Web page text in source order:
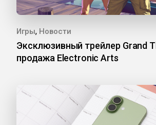
Игры, Новости
Эксклюзивный трейлер Grand
продажа Electronic Arts